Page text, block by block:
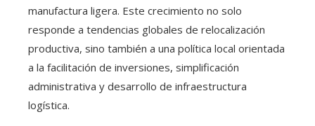
manufactura ligera. Este crecimiento no solo
responde a tendencias globales de relocalización
productiva, sino también a una política local orientada
a la facilitación de inversiones, simplificación
administrativa y desarrollo de infraestructura
logística.